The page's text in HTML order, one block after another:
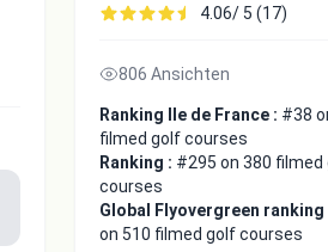
4.06/ 5 (17)
806 Ansichten
Ranking Ile de France : #38
filmed golf courses
Ranking : #295 on 380 filmed
courses
Global Flyovergreen ranking
on 510 filmed golf courses